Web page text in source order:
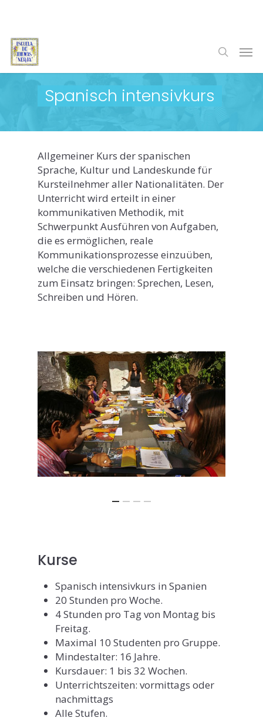
main
content
search
Spanisch intensivkurs
Allgemeiner Kurs der spanischen
Sprache, Kultur und Landeskunde für
Kursteilnehmer aller Nationalitäten. Der
Unterricht wird erteilt in einer
kommunikativen Methodik, mit
Schwerpunkt Ausführen von Aufgaben,
die es ermöglichen, reale
Kommunikationsprozesse einzuüben,
welche die verschiedenen Fertigkeiten
zum Einsatz bringen: Sprechen, Lesen,
Schreiben und Hören.
Kurse
Spanisch intensivkurs in Spanien
20 Stunden pro Woche.
4 Stunden pro Tag von Montag bis
Freitag.
Maximal 10 Studenten pro Gruppe.
Mindestalter: 16 Jahre.
Kursdauer: 1 bis 32 Wochen.
Unterrichtszeiten: vormittags oder
nachmittags
Alle Stufen.